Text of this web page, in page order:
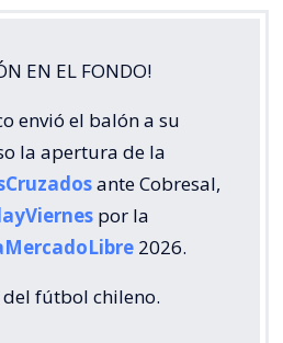
EN EL FONDO!
envió el balón a su
la apertura de la
ante Cobresal,
por la
2026.
fútbol chileno.